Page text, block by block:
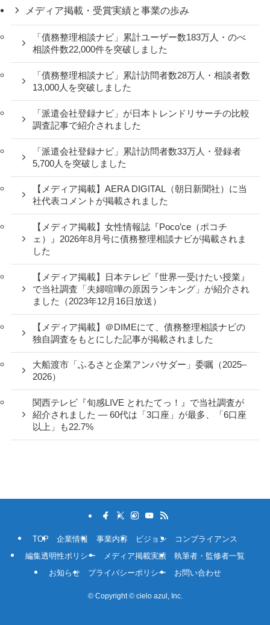
メディア掲載・受賞実績と事業の歩み
「債務整理相談ナビ」累計ユーザー数183万人・のべ
相談件数22,000件を突破しました
「債務整理相談ナビ」累計訪問者数28万人・相談者数
13,000人を突破しました
「派遣会社登録ナビ」が日本トレンドリサーチの比較
調査記事で紹介されました
「派遣会社登録ナビ」累計訪問者数33万人・登録者
5,700人を突破しました
【メディア掲載】AERA DIGITAL（朝日新聞社）に当
社代表コメントが掲載されました
【メディア掲載】女性情報誌『Poco’ce（ポコチ
ェ）』2026年8月号に債務整理相談ナビが掲載されま
した
【メディア掲載】日本テレビ『世界一受けたい授業』
で当社調査「夫婦喧嘩の原因ランキング」が紹介され
ました（2023年12月16日放送）
【メディア掲載】＠DIMEにて、債務整理相談ナビの
独自調査をもとにした記事が掲載されました
大船渡市「ふるさと企業アンバサダー」委嘱（2025–
2026）
関西テレビ『旬感LIVE とれたてっ！』で当社調査が
紹介されました ― 60代は「3口座」が最多、「6口座
以上」も22.7%
TOP 企業情報 事業内容 ビジョン
コンプライアンス
編集透明性ポリシー
メディア掲載実績
執筆者・監修者一覧
お知らせ
プライバシーポリシー お問い合わせ
©Copyright © cielo azul, Inc.